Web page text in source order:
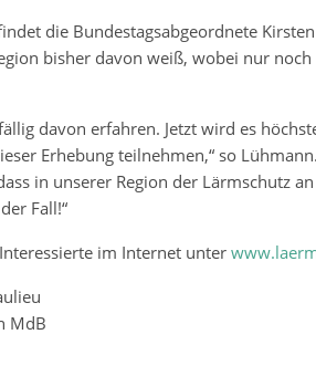
die Bundestagsabgeordnete
bisher davon weiß, wobei nur
davon erfahren. Jetzt wird es
Erhebung teilnehmen,“ so
in unserer Region der Lärmschutz
Fall!“
im Internet unter
MdB